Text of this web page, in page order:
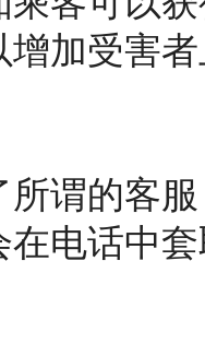
加受害
所谓的客
在电话中